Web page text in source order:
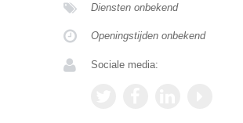
Diensten onbekend
Openingstijden onbekend
Sociale media: